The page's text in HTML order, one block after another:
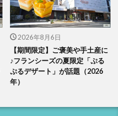
2026年8月6日
【期間限定】ご褒美や手土産に
♪フランシーズの夏限定「ぷる
ぷるデザート」が話題（2026
年）